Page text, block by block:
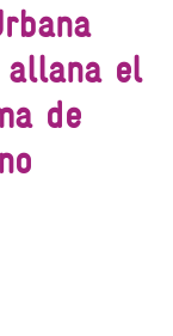
allana el
de